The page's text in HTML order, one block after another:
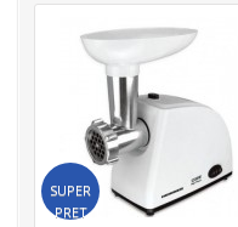
SUPER
PRET